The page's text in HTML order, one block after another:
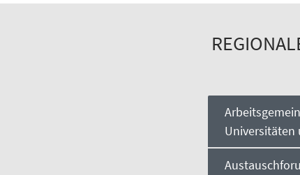
Universitäten